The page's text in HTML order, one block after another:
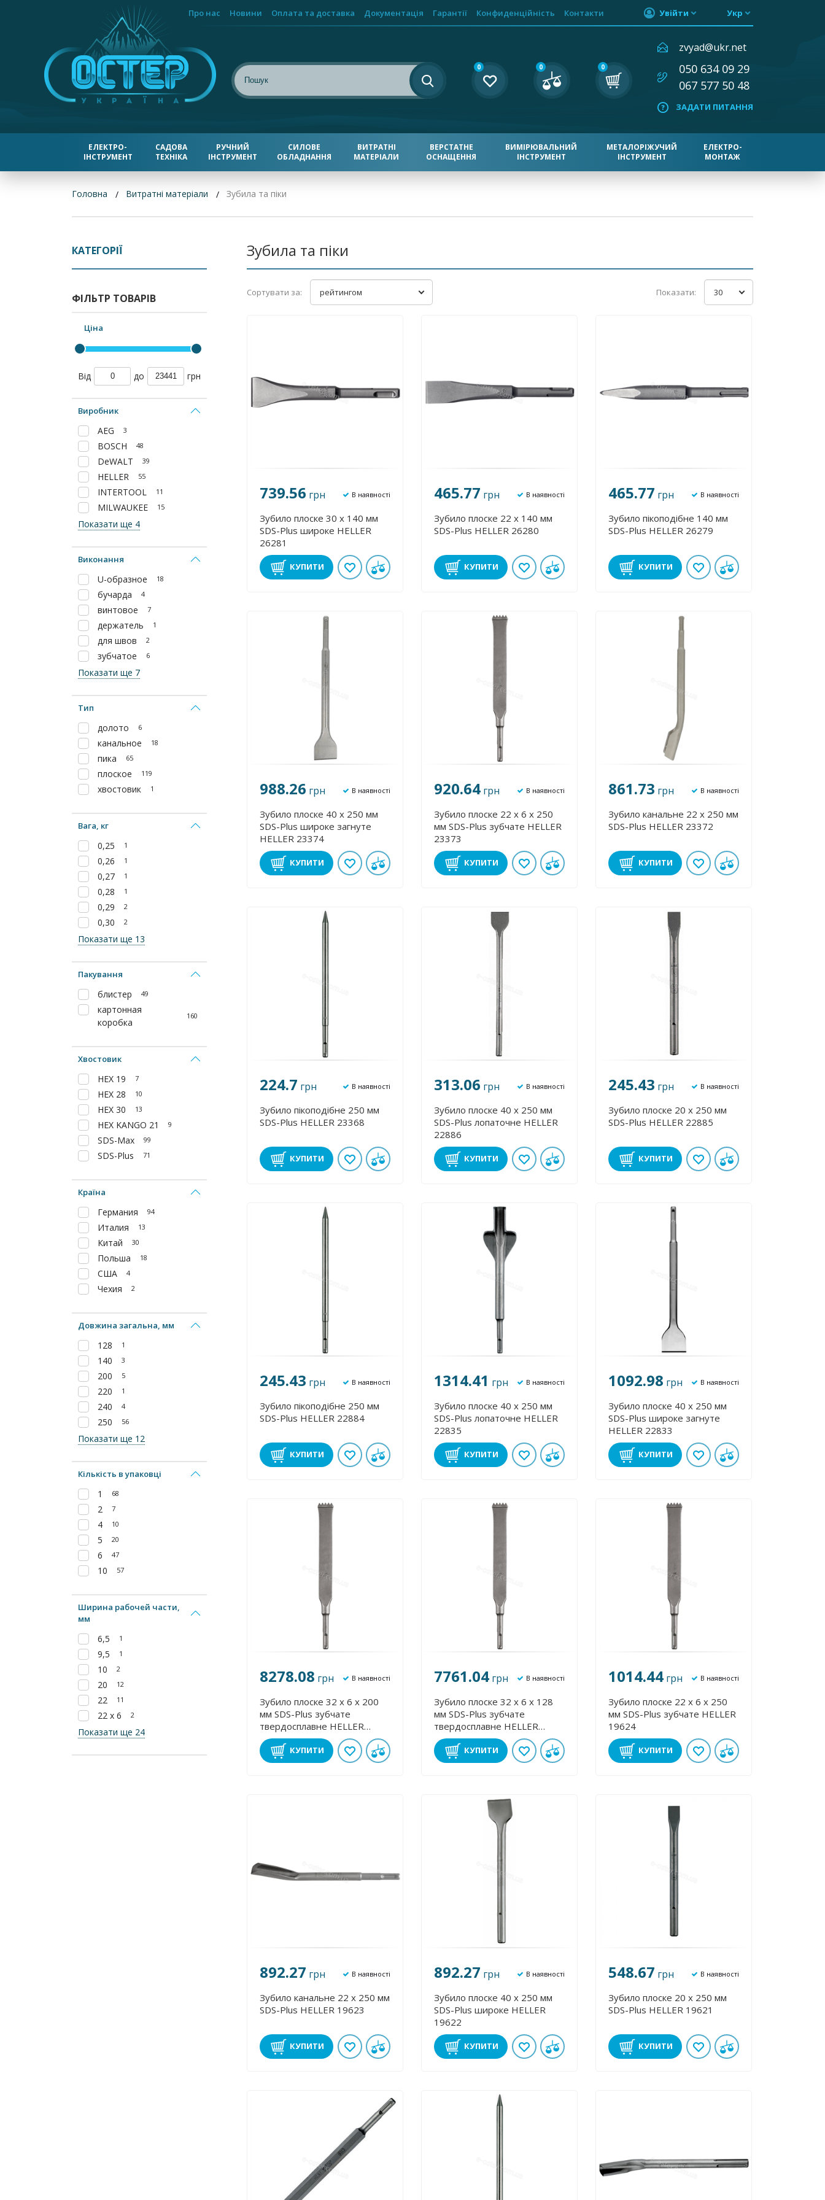
Про нас Новини Оплата та доставка Документація Гарантії Конфиденційність Контакти Увійти Укр
0 0 0
zvyad@ukr.net
050 634 09 29
067 577 50 48
ЗАДАТИ ПИТАННЯ
ЕЛЕКТРО-
ІНСТРУМЕНТ
САДОВА
ТЕХНІКА
РУЧНИЙ
ІНСТРУМЕНТ
СИЛОВЕ
ОБЛАДНАННЯ
ВИТРАТНІ
МАТЕРІАЛИ
ВЕРСТАТНЕ
ОСНАЩЕННЯ
ВИМІРЮВАЛЬНИЙ
ІНСТРУМЕНТ
МЕТАЛОРІЖУЧИЙ
ІНСТРУМЕНТ
ЕЛЕКТРО-
МОНТАЖ
Головна Витратні матеріали Зубила та піки
КАТЕГОРІЇ
ФІЛЬТР ТОВАРІВ
Ціна
Від до грн
Виробник
AEG 3
BOSCH 48
DeWALT 39
HELLER 55
INTERTOOL 11
MILWAUKEE 15
Показати ще 4
Виконання
U-образное 18
бучарда 4
винтовое 7
держатель 1
для швов 2
зубчатое 6
Показати ще 7
Тип
долото 6
канальное 18
пика 65
плоское 119
хвостовик 1
Вага, кг
0,25 1
0,26 1
0,27 1
0,28 1
0,29 2
0,30 2
Показати ще 13
Пакування
блистер 49
картонная
коробка
160
Хвостовик
HEX 19 7
HEX 28 10
HEX 30 13
HEX KANGO 21 9
SDS-Max 99
SDS-Plus 71
Країна
Германия 94
Италия 13
Китай 30
Польша 18
США 4
Чехия 2
Довжина загальна, мм
128 1
140 3
200 5
220 1
240 4
250 56
Показати ще 12
Кількість в упаковці
1 68
2 7
4 10
5 20
6 47
10 57
Ширина рабочей части,
мм
6,5 1
9,5 1
10 2
20 12
22 11
22 х 6 2
Показати ще 24
Зубила та піки
Сортувати за: рейтингом Показати: 30
739.56 грн В наявності
Зубило плоске 30 х 140 мм
SDS-Plus широке HELLER
26281
КУПИТИ
465.77 грн В наявності
Зубило плоске 22 х 140 мм
SDS-Plus HELLER 26280
КУПИТИ
465.77 грн В наявності
Зубило пікоподібне 140 мм
SDS-Plus HELLER 26279
КУПИТИ
988.26 грн В наявності
Зубило плоске 40 х 250 мм
SDS-Plus широке загнуте
HELLER 23374
КУПИТИ
920.64 грн В наявності
Зубило плоске 22 х 6 х 250
мм SDS-Plus зубчате HELLER
23373
КУПИТИ
861.73 грн В наявності
Зубило канальне 22 х 250 мм
SDS-Plus HELLER 23372
КУПИТИ
224.7 грн В наявності
Зубило пікоподібне 250 мм
SDS-Plus HELLER 23368
КУПИТИ
313.06 грн В наявності
Зубило плоске 40 х 250 мм
SDS-Plus лопаточне HELLER
22886
КУПИТИ
245.43 грн В наявності
Зубило плоске 20 х 250 мм
SDS-Plus HELLER 22885
КУПИТИ
245.43 грн В наявності
Зубило пікоподібне 250 мм
SDS-Plus HELLER 22884
КУПИТИ
1314.41 грн В наявності
Зубило плоске 40 х 250 мм
SDS-Plus лопаточне HELLER
22835
КУПИТИ
1092.98 грн В наявності
Зубило плоске 40 х 250 мм
SDS-Plus широке загнуте
HELLER 22833
КУПИТИ
8278.08 грн В наявності
Зубило плоске 32 х 6 х 200
мм SDS-Plus зубчате
твердосплавне HELLER
19772
КУПИТИ
7761.04 грн В наявності
Зубило плоске 32 х 6 х 128
мм SDS-Plus зубчате
твердосплавне HELLER
19771
КУПИТИ
1014.44 грн В наявності
Зубило плоске 22 х 6 х 250
мм SDS-Plus зубчате HELLER
19624
КУПИТИ
892.27 грн В наявності
Зубило канальне 22 х 250 мм
SDS-Plus HELLER 19623
КУПИТИ
892.27 грн В наявності
Зубило плоске 40 х 250 мм
SDS-Plus широке HELLER
19622
КУПИТИ
548.67 грн В наявності
Зубило плоске 20 х 250 мм
SDS-Plus HELLER 19621
КУПИТИ